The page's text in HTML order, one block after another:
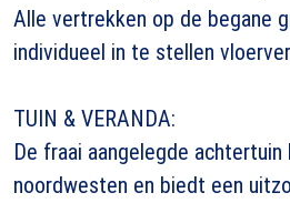
Alle vertrekken op de begane
individueel in te stellen
TUIN & VERANDA:
De fraai aangelegde
noordwesten en biedt een